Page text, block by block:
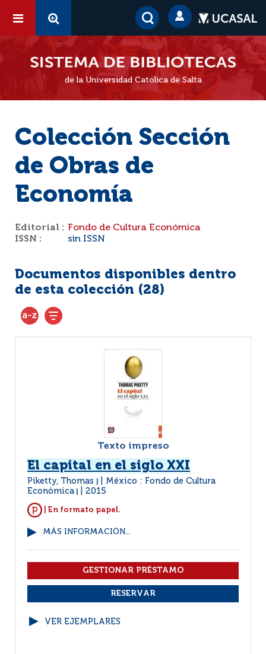
de la Universidad Católica de Salta
Colección Sección
de Obras de
Economía
Editorial : Fondo de Cultura Económica
ISSN :
sin ISSN
Documentos disponibles dentro
de esta colección (28)
Texto impreso
El capital en el siglo XXI
Piketty, Thomas
México : Fondo de Cultura
Económica
2015
| En formato papel.
MÁS INFORMACIÓN...
VER EJEMPLARES